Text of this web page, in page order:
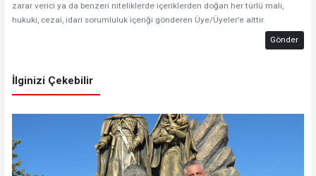
zarar verici ya da benzeri niteliklerde içeriklerden doğan her türlü mali,
hukuki, cezai, idari sorumluluk içeriği gönderen Üye/Üyeler’e aittir.
Gönder
İlginizi Çekebilir